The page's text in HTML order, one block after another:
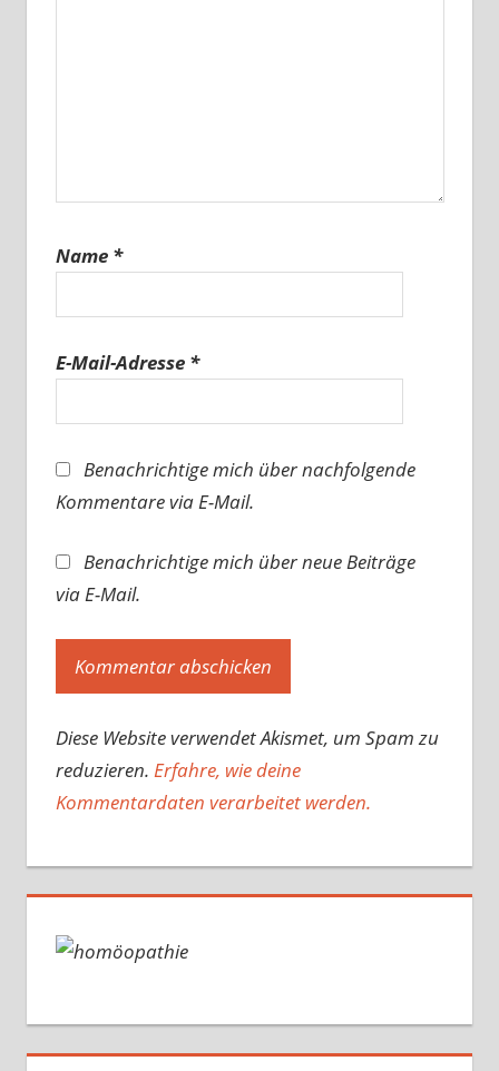
Name *
E-Mail-Adresse *
Benachrichtige mich über nachfolgende
Kommentare via E-Mail.
Benachrichtige mich über neue Beiträge
via E-Mail.
Diese Website verwendet Akismet, um Spam zu
reduzieren. Erfahre, wie deine
Kommentardaten verarbeitet werden.